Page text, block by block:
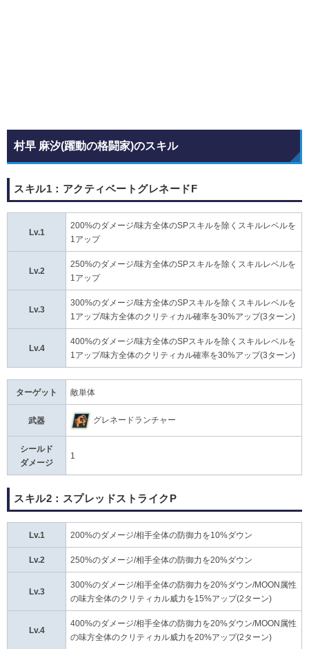
村早 麻汐(躍動の格闘家)のスキル
スキル1：アクティベートグレネードF
Lv.1
200%のダメージ/味方全体のSPスキルを除くスキルレベルを
1アップ
Lv.2
250%のダメージ/味方全体のSPスキルを除くスキルレベルを
1アップ
Lv.3
300%のダメージ/味方全体のSPスキルを除くスキルレベルを
1アップ/味方全体のクリティカル確率を30%アップ(3ターン)
Lv.4
400%のダメージ/味方全体のSPスキルを除くスキルレベルを
1アップ/味方全体のクリティカル確率を30%アップ(3ターン)
ターゲット 敵単体
武器 グレネードランチャー
シールド
ダメージ
1
スキル2：スプレッドストライクP
Lv.1 200%のダメージ/相手全体の防御力を10%ダウン
Lv.2 250%のダメージ/相手全体の防御力を20%ダウン
Lv.3
300%のダメージ/相手全体の防御力を20%ダウン/MOON属性
の味方全体のクリティカル威力を15%アップ(2ターン)
Lv.4
400%のダメージ/相手全体の防御力を20%ダウン/MOON属性
の味方全体のクリティカル威力を20%アップ(2ターン)